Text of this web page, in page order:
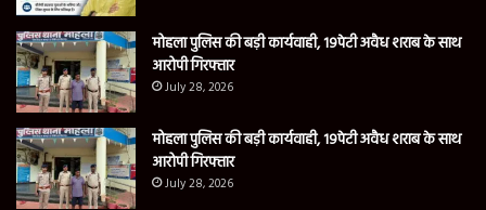
मोहला पुलिस की बड़ी कार्यवाही, 19पेटी अवैध शराब के साथ
आरोपी गिरफ्तार
July 28, 2026
मोहला पुलिस की बड़ी कार्यवाही, 19पेटी अवैध शराब के साथ
आरोपी गिरफ्तार
July 28, 2026